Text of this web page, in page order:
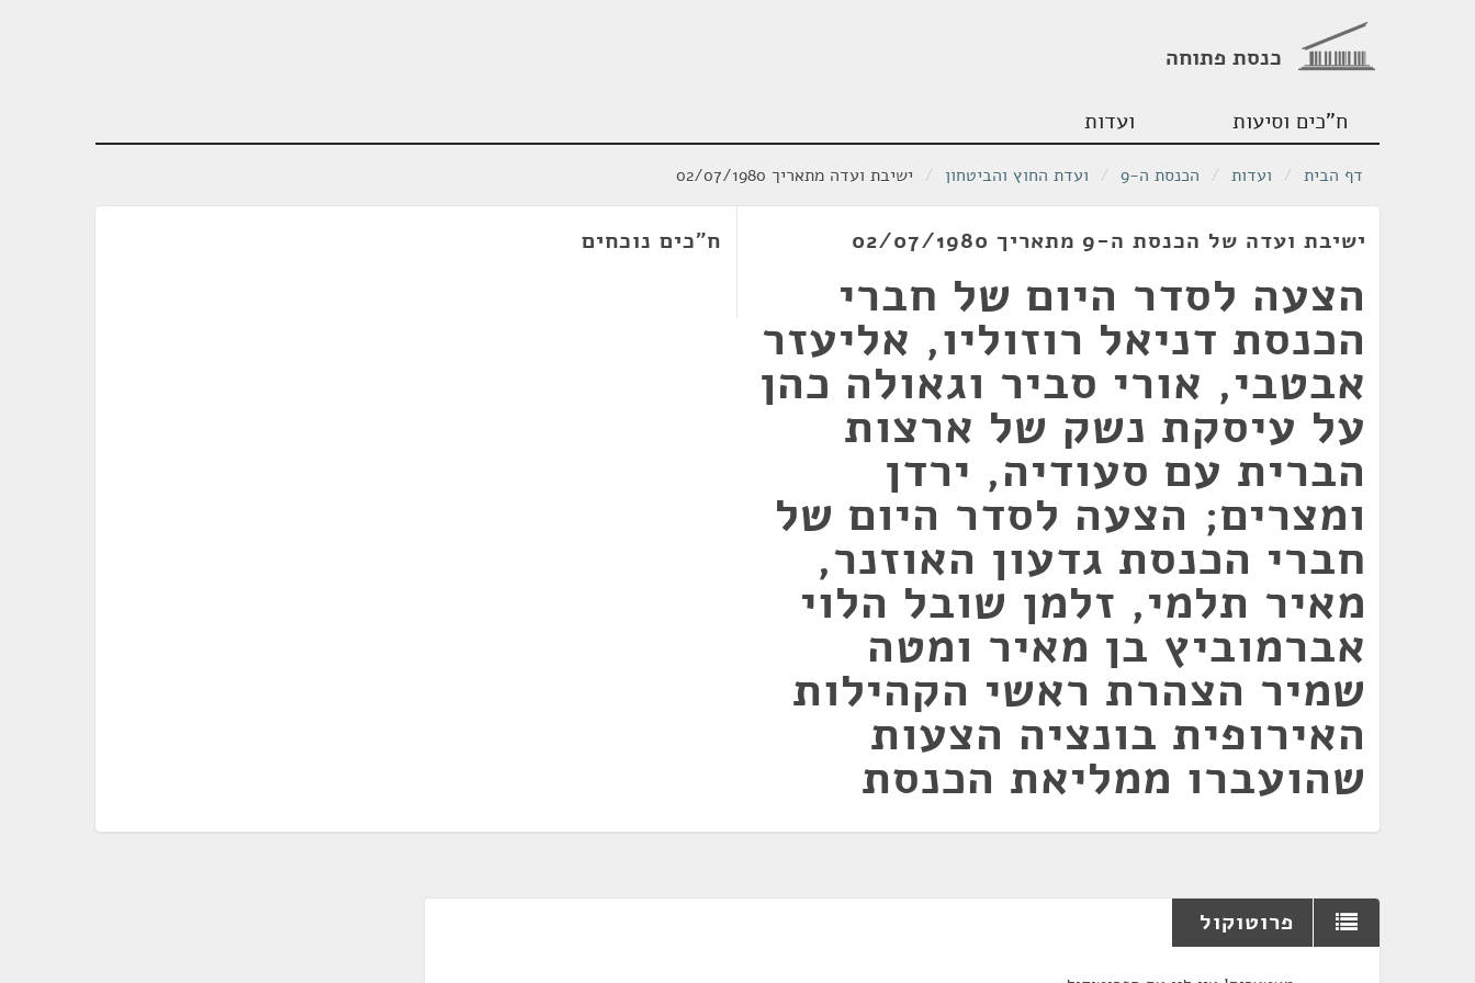
כנסת פתוחה
ח"כים וסיעות ועדות
דף הבית / ועדות / הכנסת ה-9 / ועדת החוץ והביטחון / ישיבת ועדה מתאריך 02/07/1980
ישיבת ועדה של הכנסת ה-9 מתאריך 02/07/1980
הצעה לסדר היום של חברי
הכנסת דניאל רוזוליו, אליעזר
אבטבי, אורי סביר וגאולה כהן
על עיסקת נשק של ארצות
הברית עם סעודיה, ירדן
ומצרים; הצעה לסדר היום של
חברי הכנסת גדעון האוזנר,
מאיר תלמי, זלמן שובל הלוי
אברמוביץ בן מאיר ומטה
שמיר הצהרת ראשי הקהילות
האירופית בונציה הצעות
שהועברו ממליאת הכנסת
ח"כים נוכחים
פרוטוקול